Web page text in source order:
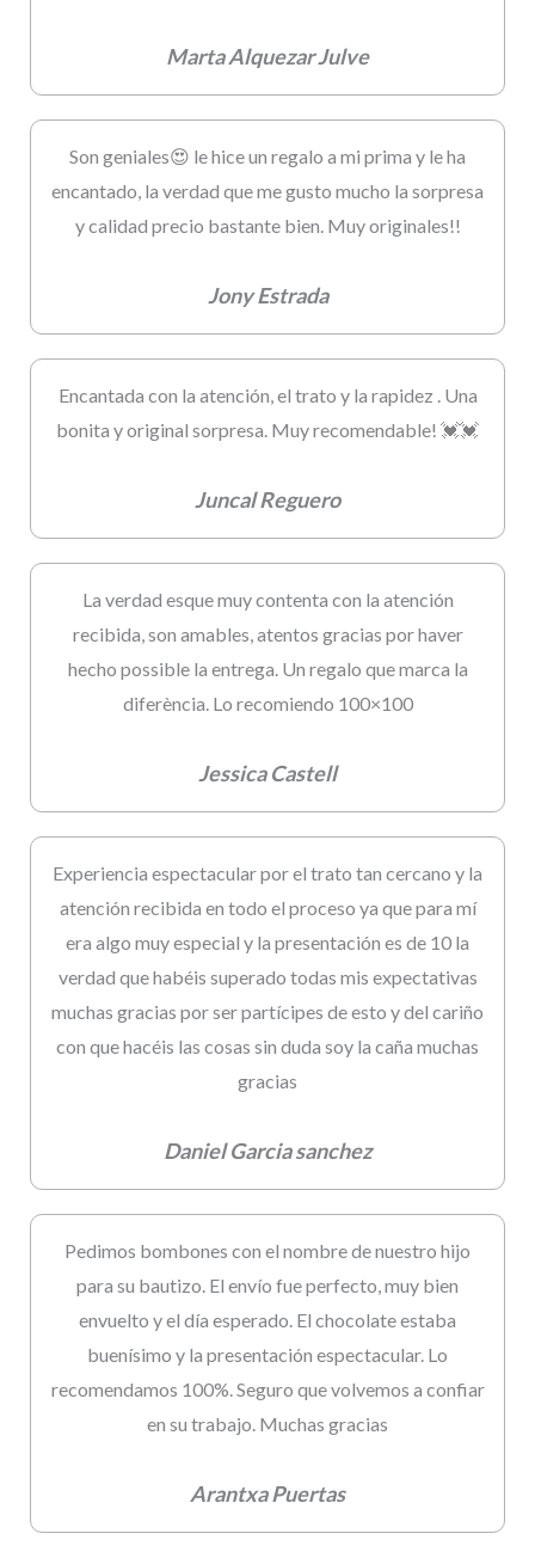
Marta Alquezar Julve
Son geniales😍 le hice un regalo a mi prima y le ha
encantado, la verdad que me gusto mucho la sorpresa
y calidad precio bastante bien. Muy originales!!
Jony Estrada
Encantada con la atención, el trato y la rapidez . Una
bonita y original sorpresa. Muy recomendable! 💓💓
Juncal Reguero
La verdad esque muy contenta con la atención
recibida, son amables, atentos gracias por haver
hecho possible la entrega. Un regalo que marca la
diferència. Lo recomiendo 100×100
Jessica Castell
Experiencia espectacular por el trato tan cercano y la
atención recibida en todo el proceso ya que para mí
era algo muy especial y la presentación es de 10 la
verdad que habéis superado todas mis expectativas
muchas gracias por ser partícipes de esto y del cariño
con que hacéis las cosas sin duda soy la caña muchas
gracias
Daniel Garcia sanchez
Pedimos bombones con el nombre de nuestro hijo
para su bautizo. El envío fue perfecto, muy bien
envuelto y el día esperado. El chocolate estaba
buenísimo y la presentación espectacular. Lo
recomendamos 100%. Seguro que volvemos a confiar
en su trabajo. Muchas gracias
Arantxa Puertas